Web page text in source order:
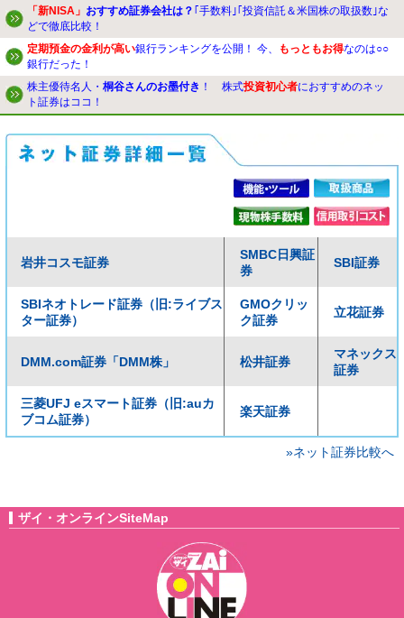
「新NISA」 おすすめ証券会社は？ ｢手数料｣｢投資信託＆米国株の取扱数｣な
どで徹底比較！
定期預金の金利が高い銀行ランキングを公開！ 今、 もっともお得なのは○○
銀行だった！
株主優待名人・ 桐谷さんのお墨付き ！ 株式投資初心者におすすめのネッ
ト証券はココ！
岩井コスモ証券
SMBC日興証
券
SBI証券
SBIネオトレード証券（旧:ライブス
ター証券）
GMOクリッ
ク証券
立花証券
DMM.com証券「DMM株」 松井証券
マネックス
証券
三菱UFJ eスマート証券（旧:auカ
ブコム証券）
楽天証券
»ネット証券比較へ
ザイ・オンラインSiteMap